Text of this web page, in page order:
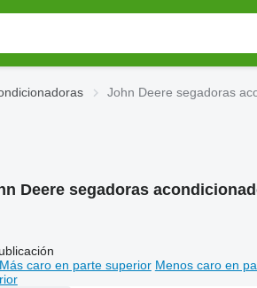
John Deere segadoras
Deere segadoras
Más caro en parte superior Menos caro en